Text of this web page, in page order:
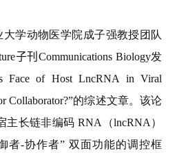
学动物医学院成子强教授团队
子刊Communications Biology发
Face of Host LncRNA in Viral
Collaborator?”的综述文章。该论
主长链非编码RNA （lncRNA ）
者-协作者” 双面功能的调控框